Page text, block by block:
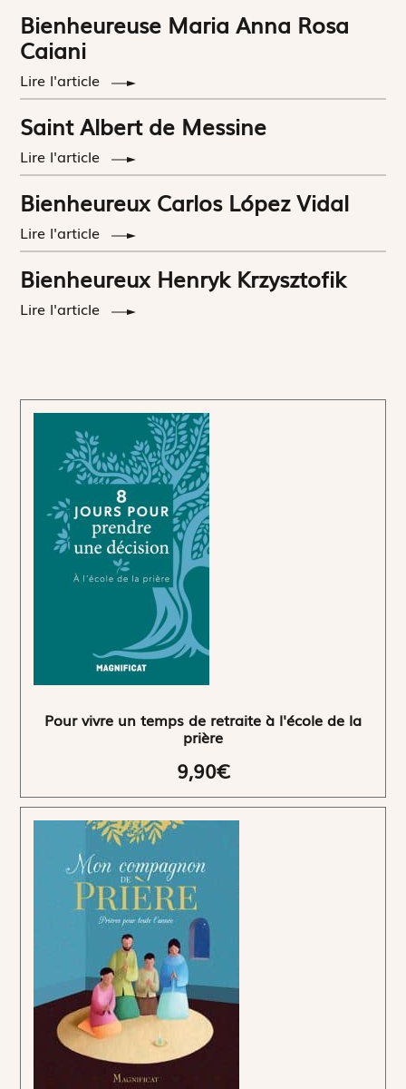
Bienheureuse Maria Anna Rosa
Caiani
Lire l'article
Saint Albert de Messine
Lire l'article
Bienheureux Carlos López Vidal
Lire l'article
Bienheureux Henryk Krzysztofik
Lire l'article
Pour vivre un temps de retraite à l'école de la
prière
9,90€